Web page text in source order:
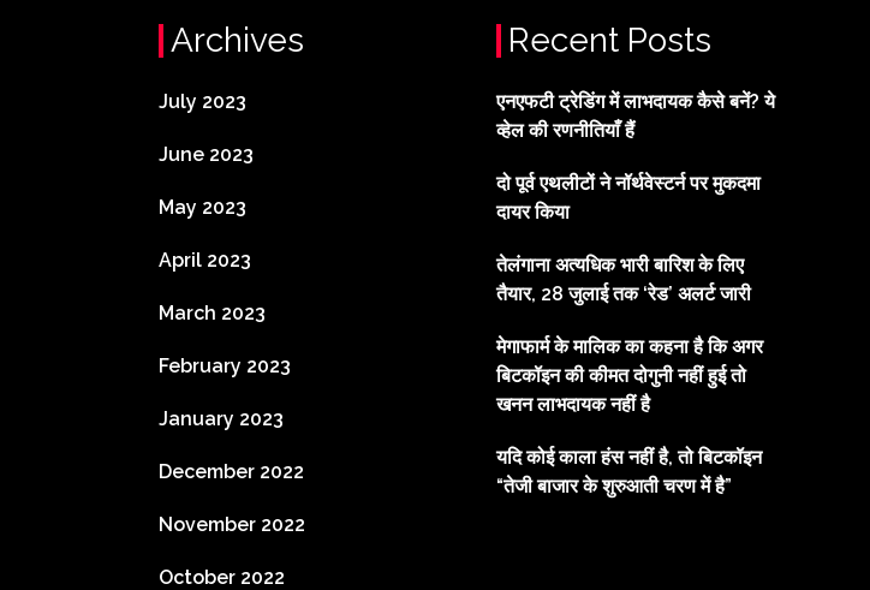
Archives
July 2023
June 2023
May 2023
April 2023
March 2023
February 2023
January 2023
December 2022
November 2022
October 2022
Recent Posts
एनएफटी ट्रेडिंग में लाभदायक कैसे बनें? ये
व्हेल की रणनीतियाँ हैं
दो पूर्व एथलीटों ने नॉर्थवेस्टर्न पर मुकदमा
दायर किया
तेलंगाना अत्यधिक भारी बारिश के लिए
तैयार, 28 जुलाई तक ‘रेड’ अलर्ट जारी
मेगाफार्म के मालिक का कहना है कि अगर
बिटकॉइन की कीमत दोगुनी नहीं हुई तो
खनन लाभदायक नहीं है
यदि कोई काला हंस नहीं है, तो बिटकॉइन
“तेजी बाजार के शुरुआती चरण में है”